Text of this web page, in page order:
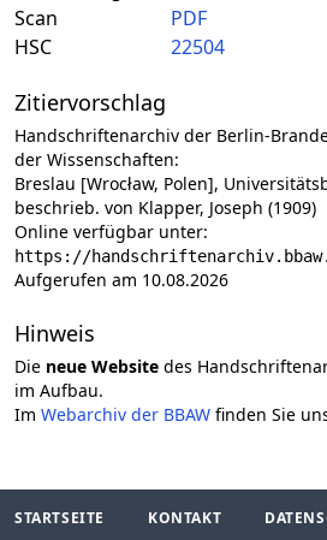
Scan
PDF
HSC
22504
Zitiervorschlag
Handschriftenarchiv der Berlin-
der Wissenschaften:
Breslau [Wrocław, Polen],
beschrieb. von Klapper, Joseph (1909)
Online verfügbar unter:
https://
Aufgerufen am 10.08.2026
Hinweis
Die neue Website des
im Aufbau.
Im Webarchiv der BBAW finden Sie
STARTSEITE KONTAKT